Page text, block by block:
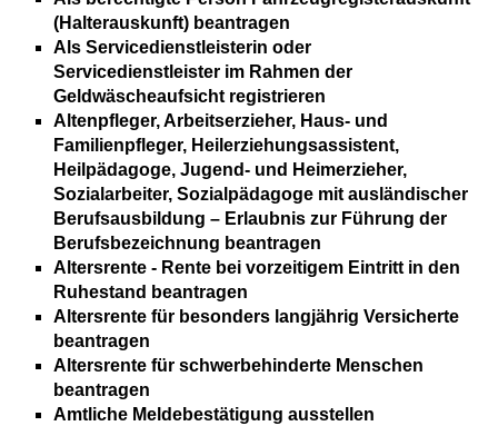
(Halterauskunft) beantragen
Als Servicedienstleisterin oder
Servicedienstleister im Rahmen der
Geldwäscheaufsicht registrieren
Altenpfleger, Arbeitserzieher, Haus- und
Familienpfleger, Heilerziehungsassistent,
Heilpädagoge, Jugend- und Heimerzieher,
Sozialarbeiter, Sozialpädagoge mit ausländischer
Berufsausbildung – Erlaubnis zur Führung der
Berufsbezeichnung beantragen
Altersrente - Rente bei vorzeitigem Eintritt in den
Ruhestand beantragen
Altersrente für besonders langjährig Versicherte
beantragen
Altersrente für schwerbehinderte Menschen
beantragen
Amtliche Meldebestätigung ausstellen